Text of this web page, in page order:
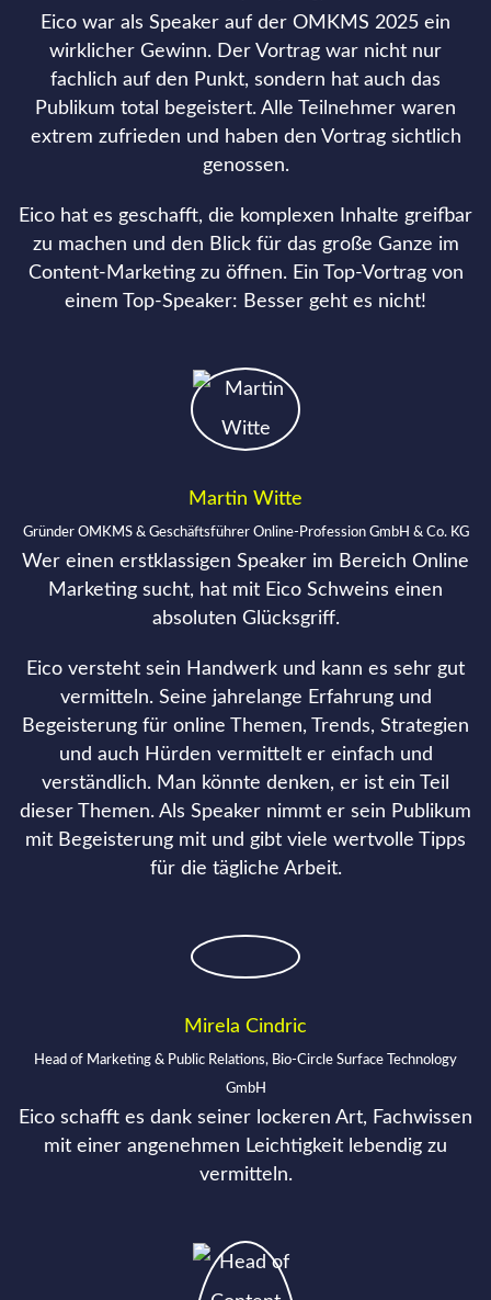
Eico war als Speaker auf der OMKMS 2025 ein
wirklicher Gewinn. Der Vortrag war nicht nur
fachlich auf den Punkt, sondern hat auch das
Publikum total begeistert. Alle Teilnehmer waren
extrem zufrieden und haben den Vortrag sichtlich
genossen.
Eico hat es geschafft, die komplexen Inhalte greifbar
zu machen und den Blick für das große Ganze im
Content-Marketing zu öffnen. Ein Top-Vortrag von
einem Top-Speaker: Besser geht es nicht!
Martin Witte
Gründer OMKMS & Geschäftsführer Online-Profession GmbH & Co. KG
Wer einen erstklassigen Speaker im Bereich Online
Marketing sucht, hat mit Eico Schweins einen
absoluten Glücksgriff.
Eico versteht sein Handwerk und kann es sehr gut
vermitteln. Seine jahrelange Erfahrung und
Begeisterung für online Themen, Trends, Strategien
und auch Hürden vermittelt er einfach und
verständlich. Man könnte denken, er ist ein Teil
dieser Themen. Als Speaker nimmt er sein Publikum
mit Begeisterung mit und gibt viele wertvolle Tipps
für die tägliche Arbeit.
Mirela Cindric
Head of Marketing & Public Relations, Bio-Circle Surface Technology
GmbH
Eico schafft es dank seiner lockeren Art, Fachwissen
mit einer angenehmen Leichtigkeit lebendig zu
vermitteln.